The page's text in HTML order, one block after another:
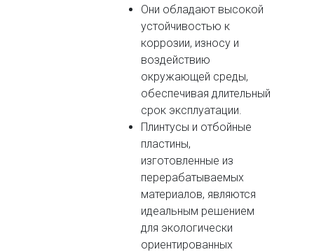
Они обладают высокой
устойчивостью к
коррозии, износу и
воздействию
окружающей среды,
обеспечивая длительный
срок эксплуатации.
Плинтусы и отбойные
пластины,
изготовленные из
перерабатываемых
материалов, являются
идеальным решением
для экологически
ориентированных